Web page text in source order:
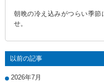
朝晩の冷え込みがつらい季節
せ。
以前の記事
2026年7月